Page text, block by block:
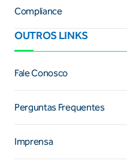
Compliance
OUTROS LINKS
Fale Conosco
Perguntas Frequentes
Imprensa